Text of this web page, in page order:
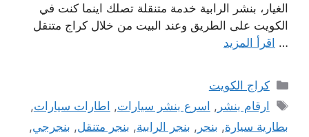
الغيار، بنشر الرابية خدمة متنقلة تصلك اينما كنت في
الكويت على الطريق وعند البيت من خلال كراج متنقل
… اقرأ المزيد
التصنيفات
كراج الكويت
الوسوم
ارقام بنشر , اسرع بنشر سيارات, اطارات سيارات,
بطارية سيارة, بنجر , بنجر الرابية, بنجر متنقل, بنجرجي,